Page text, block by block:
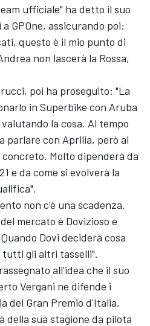
ufficiale" ha detto il suo
GPOne, assicurando poi:
questo è il mio punto di
non lascerà la Rossa,
poi ha proseguito: "La
in Superbike con Aruba
la cosa. Al tempo
parlare con Aprilia, però al
Molto dipenderà da
e da come si evolverà la
non c'è una scadenza.
mercato è Dovizioso e
Dovi deciderà cosa
tutti gli altri tasselli".
all'idea che il suo
Vergani ne difende i
del Gran Premio d'Italia,
della sua stagione da pilota